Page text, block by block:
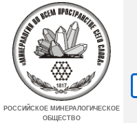
РОССИЙСКОЕ МИНЕРАЛОГИЧЕСКОЕ
ОБЩЕСТВО